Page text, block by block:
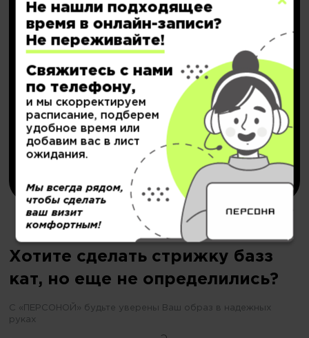
НОВИНКА!
Персональный депозит
с кешбэком до
20.000₽
Подробнее..
Хотите сделать стрижку базз
кат, но еще не определились?
С «ПЕРСОНОЙ» будьте уверены Ваш образ в надежных
руках
Не нашли подходящее
время в онлайн-записи?
Не переживайте!
Свяжитесь с нами
по телефону,
и мы скорректируем
расписание, подберем
удобное время или
добавим вас в лист
ожидания.
Мы всегда рядом,
чтобы сделать
ваш визит
комфортным!